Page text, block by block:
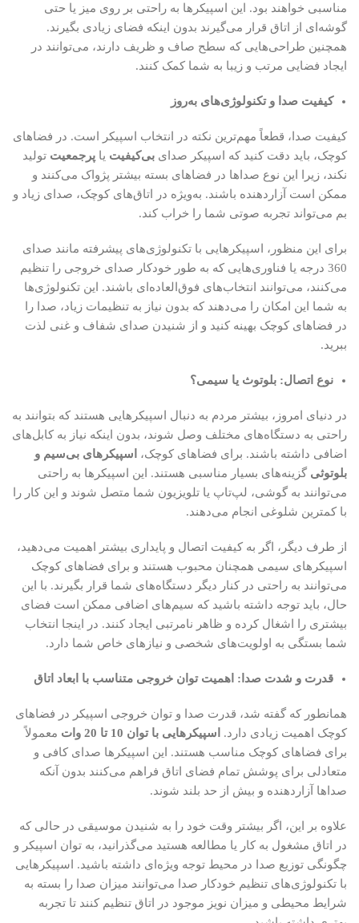
مناسبی خواهند بود. این اسپیکرها به راحتی بر روی میز یا حتی
گوشه‌ای از اتاق قرار می‌گیرند بدون اینکه فضای زیادی بگیرند.
همچنین طراحی‌هایی که سطح صاف و ظریف دارند، می‌توانند در
ایجاد فضایی مرتب و زیبا به شما کمک کنند.
کیفیت صدا و تکنولوژی‌های به‌روز
کیفیت صدا، قطعاً مهم‌ترین نکته در انتخاب اسپیکر است. در فضاهای
کوچک، باید دقت کنید که اسپیکر صدای بی‌کیفیت یا پرجمعیت تولید
نکند، زیرا این نوع صداها در فضاهای بسته بیشتر پژواک می‌کنند و
ممکن است آزاردهنده باشند. به‌ویژه در اتاق‌های کوچک، صدای زیاد و
بم می‌تواند تجربه صوتی شما را خراب کند.
برای این منظور، اسپیکرهایی با تکنولوژی‌های پیشرفته مانند صدای
360 درجه یا فناوری‌هایی که به طور خودکار صدای خروجی را تنظیم
می‌کنند، می‌توانند انتخاب‌های فوق‌العاده‌ای باشند. این تکنولوژی‌ها
به شما این امکان را می‌دهند که بدون نیاز به تنظیمات زیاد، صدا را
در فضاهای کوچک بهینه کنید و از شنیدن صدای شفاف و غنی لذت
ببرید.
نوع اتصال: بلوتوث یا سیمی؟
در دنیای امروز، بیشتر مردم به دنبال اسپیکرهایی هستند که بتوانند به
راحتی به دستگاه‌های مختلف وصل شوند، بدون اینکه نیاز به کابل‌های
اضافی داشته باشند. برای فضاهای کوچک،
اسپیکرهای بی‌سیم و
بلوتوثی گزینه‌های بسیار مناسبی هستند. این اسپیکرها به راحتی
می‌توانند به گوشی، لپ‌تاپ یا تلویزیون شما متصل شوند و این کار را
با کمترین شلوغی انجام می‌دهند.
از طرف دیگر، اگر به کیفیت اتصال و پایداری بیشتر اهمیت می‌دهید،
اسپیکرهای سیمی همچنان محبوب هستند و برای فضاهای کوچک
می‌توانند به راحتی در کنار دیگر دستگاه‌های شما قرار بگیرند. با این
حال، باید توجه داشته باشید که سیم‌های اضافی ممکن است فضای
بیشتری را اشغال کرده و ظاهر نامرتبی ایجاد کنند. در اینجا انتخاب
شما بستگی به اولویت‌های شخصی و نیازهای خاص شما دارد.
قدرت و شدت صدا: اهمیت توان خروجی متناسب با ابعاد اتاق
همانطور که گفته شد، قدرت صدا و توان خروجی اسپیکر در فضاهای
کوچک اهمیت زیادی دارد.
اسپیکرهایی با توان 10 تا 20 وات
معمولاً
برای فضاهای کوچک مناسب هستند. این اسپیکرها صدای کافی و
متعادلی برای پوشش تمام فضای اتاق فراهم می‌کنند بدون آنکه
صداها آزاردهنده و بیش از حد بلند شوند.
علاوه بر این، اگر بیشتر وقت خود را به شنیدن موسیقی در حالی که
در اتاق مشغول به کار یا مطالعه هستید می‌گذرانید، به توان اسپیکر و
چگونگی توزیع صدا در محیط توجه ویژه‌ای داشته باشید. اسپیکرهایی
با تکنولوژی‌های تنظیم خودکار صدا می‌توانند میزان صدا را بسته به
شرایط محیطی و میزان نویز موجود در اتاق تنظیم کنند تا تجربه